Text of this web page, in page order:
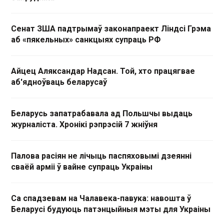
Сенат ЗША падтрымаў законапраект Ліндсі Грэма
аб «пякельных» санкцыях супраць РФ
Айцец Аляксандар Надсан. Той, хто працягвае
аб'ядноўваць беларусаў
Беларусь запатрабавала ад Польшчы выдаць
журналіста. Хронікі рэпрэсій 7 жніўня
Палова расіян не лічыць паспяховымі дзеянні
сваёй арміі ў вайне супраць Украіны
Са спадзевам на Чалавека-павука: навошта ў
Беларусі будуюць патэнцыйныя мэты для Украіны